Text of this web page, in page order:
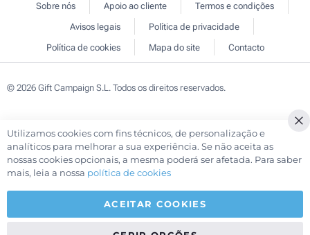
Sobre nós Apoio ao cliente
Termos e condições
Avisos legais
Política de privacidade
Política de cookies
Mapa do site Contacto
© 2026 Gift Campaign S.L. Todos os direitos reservados.
Utilizamos cookies com fins técnicos, de personalização e
analíticos para melhorar a sua experiência. Se não aceita as
nossas cookies opcionais, a mesma poderá ser afetada. Para saber
mais, leia a nossa política de cookies
ACEITAR COOKIES